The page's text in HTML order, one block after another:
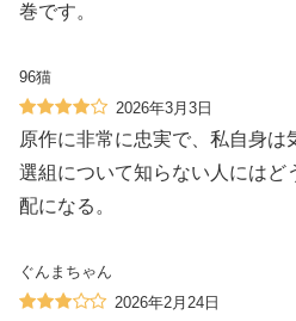
巻です。
96猫
2026年3月3日
原作に非常に忠実で、私自身
選組について知らない人にはど
配になる。
ぐんまちゃん
2026年2月24日